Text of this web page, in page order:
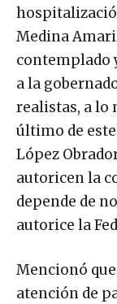
Medina
contemplado
a la
realistas, a lo
último de
López
autoricen la
depende de
autorice la
Mencionó
atención de